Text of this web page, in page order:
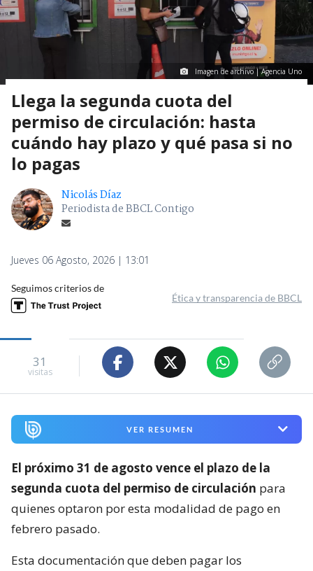
Imagen de archivo | Agencia Uno
Llega la segunda cuota del
permiso de circulación: hasta
cuándo hay plazo y qué pasa si no
lo pagas
Nicolás Díaz
Periodista de BBCL Contigo
Jueves 06 Agosto, 2026 | 13:01
Seguimos criterios de
Ética y transparencia de BBCL
31
visitas
VER RESUMEN
El próximo 31 de agosto vence el plazo de la
segunda cuota del permiso de circulación para
quienes optaron por esta modalidad de pago en
febrero pasado.
Esta documentación que deben pagar los